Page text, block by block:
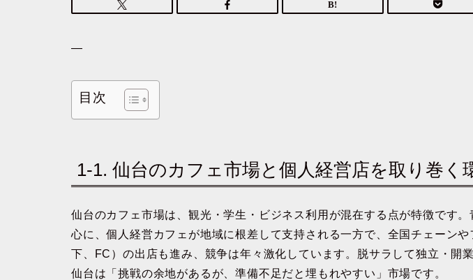
—
目次
1-1. 仙台のカフェ市場と個人経営店を取り巻く
仙台のカフェ市場は、観光・学生・ビジネス利用が混在する点が特徴です。
心に、個人経営カフェが地域に根差して支持される一方で、全国チェーンや
下、FC）の出店も進み、競争は年々激化しています。脱サラして独立・開
仙台は「挑戦の余地があるが、準備不足だと埋もれやすい」市場です。